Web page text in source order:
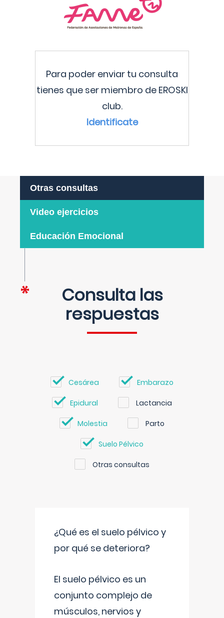
Para poder enviar tu consulta
tienes que ser miembro de EROSKI
club.
Identificate
Otras consultas
Video ejercicios
Educación Emocional
Consulta las
respuestas
Cesárea Embarazo
Epidural Lactancia
Molestia Parto
Suelo Pélvico
Otras consultas
¿Qué es el suelo pélvico y
por qué se deteriora?
El suelo pélvico es un
conjunto complejo de
músculos, nervios y